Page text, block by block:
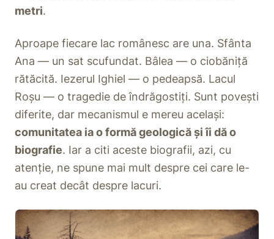
metri.
Aproape fiecare lac românesc are una. Sfânta
Ana — un sat scufundat. Bâlea — o ciobăniță
rătăcită. Iezerul Ighiel — o pedeapsă. Lacul
Roșu — o tragedie de îndrăgostiți. Sunt povești
diferite, dar mecanismul e mereu același:
comunitatea ia o formă geologică și îi dă o
biografie. Iar a citi aceste biografii, azi, cu
atenție, ne spune mai mult despre cei care le-
au creat decât despre lacuri.